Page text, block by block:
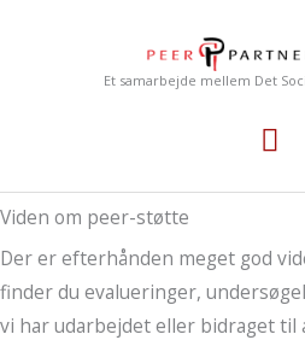
Et samarbejde mellem Det
Viden om peer-støtte
Der er efterhånden meget god
finder du evalueringer,
vi har udarbejdet eller bidraget til